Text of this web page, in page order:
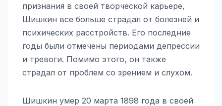
признания в своей творческой карьере,
Шишкин все больше страдал от болезней и
психических расстройств. Его последние
годы были отмечены периодами депрессии
и тревоги. Помимо этого, он также
страдал от проблем со зрением и слухом.
Шишкин умер 20 марта 1898 года в своей